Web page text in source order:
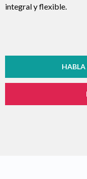
integral y flexible.
HABLA